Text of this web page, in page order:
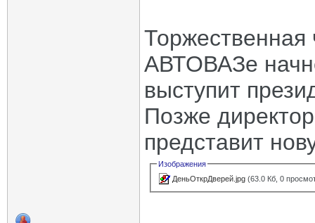
Торжественная
АВТОВАЗе
выступит
Позже
представит
Изображения
ДеньОткрДверей.jpg (63.0 Кб, 0